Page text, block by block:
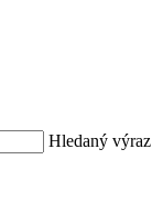
Hledaný výraz